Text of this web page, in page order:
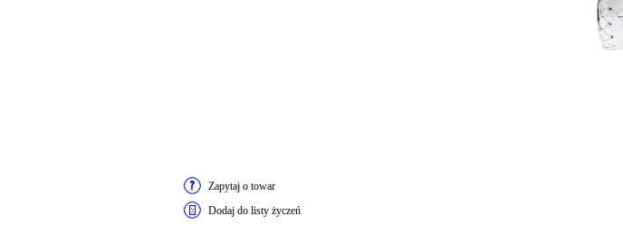
Zapytaj o towar
Dodaj do listy życzeń